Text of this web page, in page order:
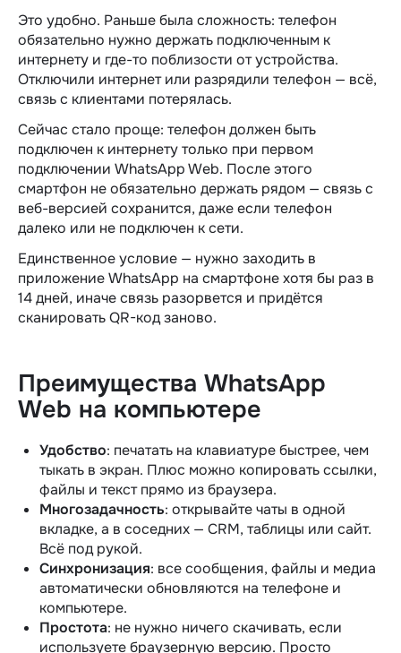
Это удобно. Раньше была сложность: телефон
обязательно нужно держать подключенным к
интернету и где-то поблизости от устройства.
Отключили интернет или разрядили телефон — всё,
связь с клиентами потерялась.
Сейчас стало проще: телефон должен быть
подключен к интернету только при первом
подключении WhatsApp Web. После этого
смартфон не обязательно держать рядом — связь с
веб-версией сохранится, даже если телефон
далеко или не подключен к сети.
Единственное условие — нужно заходить в
приложение WhatsApp на смартфоне хотя бы раз в
14 дней, иначе связь разорвется и придётся
сканировать QR-код заново.
Преимущества WhatsApp
Web на компьютере
Удобство: печатать на клавиатуре быстрее, чем
тыкать в экран. Плюс можно копировать ссылки,
файлы и текст прямо из браузера.
Многозадачность: открывайте чаты в одной
вкладке, а в соседних — CRM, таблицы или сайт.
Всё под рукой.
Синхронизация: все сообщения, файлы и медиа
автоматически обновляются на телефоне и
компьютере.
Простота: не нужно ничего скачивать, если
используете браузерную версию. Просто